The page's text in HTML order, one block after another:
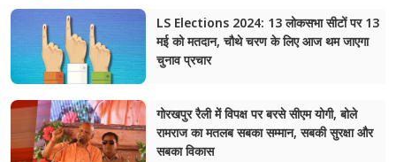
LS Elections 2024: 13 लोकसभा सीटों पर 13
मई को मतदान, चौथे चरण के लिए आज थम जाएगा
चुनाव प्रचार
गोरखपुर रैली में विपक्ष पर बरसे सीएम योगी, बोले
रामराज का मतलब सबका सम्मान, सबकी सुरक्षा और
सबका विकास
उत्तराखंड
अल्मोड़ा
चंपावत
चमोली